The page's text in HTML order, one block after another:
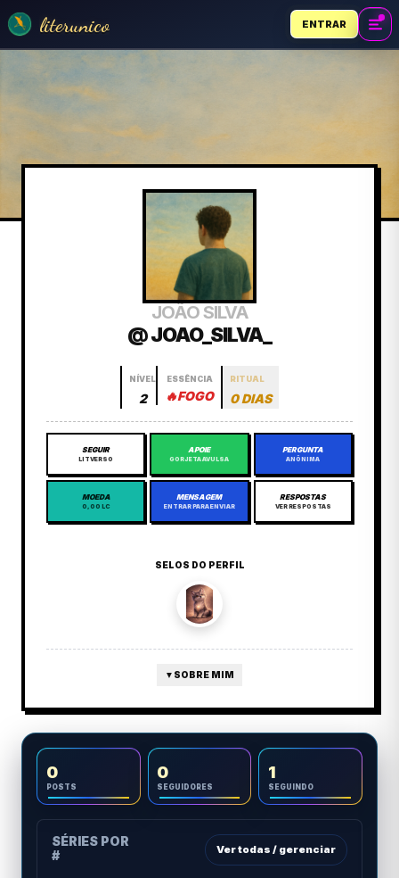
literunico ENTRAR
JOÃO SILVA
@ JOAO_SILVA_
NÍVEL
2
ESSÊNCIA
🔥FOGO
RITUAL
0 DIAS
SEGUIR
LITVERSO
APOIE
GORJETA AVULSA
PERGUNTA
ANÔNIMA
MOEDA
0,00 LC
MENSAGEM
ENTRAR PARA ENVIAR
RESPOSTAS
VER RESPOSTAS
SELOS DO PERFIL
▼ SOBRE MIM
0
POSTS
0
SEGUIDORES
1
SEGUINDO
SÉRIES POR
#
Ver todas / gerenciar